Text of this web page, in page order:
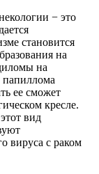
− это
становится
на
на
папиллома
ее сможет
кресле.
вид
вируса с раком